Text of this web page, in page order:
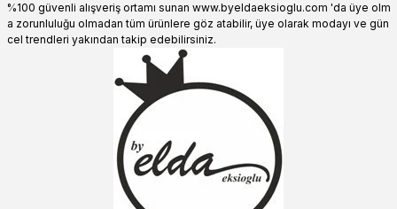
%100 güvenli alışveriş ortamı sunan www.byeldaeksioglu.com 'da üye olm
a zorunluluğu olmadan tüm ürünlere göz atabilir, üye olarak modayı ve gün
cel trendleri yakından takip edebilirsiniz.